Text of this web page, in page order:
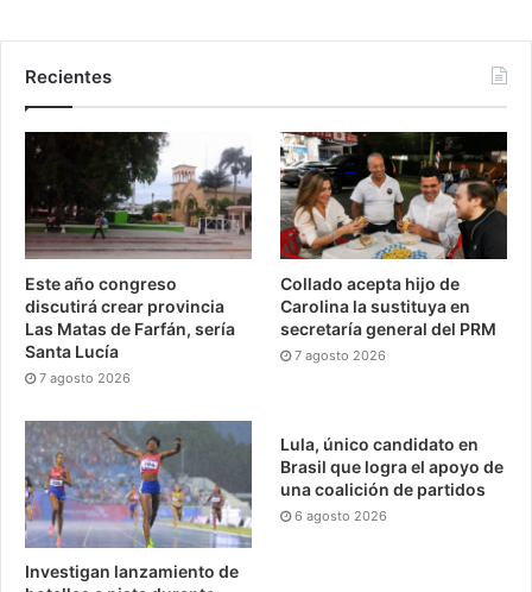
Recientes
Este año congreso
discutirá crear provincia
Las Matas de Farfán, sería
Santa Lucía
7 agosto 2026
Collado acepta hijo de
Carolina la sustituya en
secretaría general del PRM
7 agosto 2026
Investigan lanzamiento de
Lula, único candidato en
Brasil que logra el apoyo de
una coalición de partidos
6 agosto 2026